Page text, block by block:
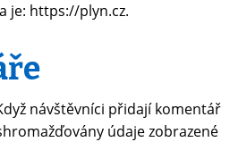
je: https://plyn.cz.
návštěvníci přidají komentář
údaje zobrazené